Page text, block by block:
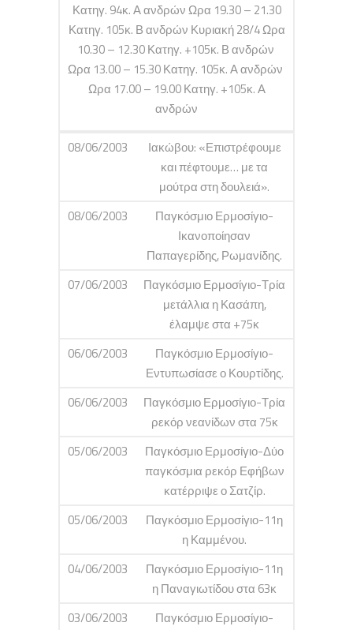
Κατηγ. 94κ. Α ανδρών Ωρα 19.30 – 21.30
Κατηγ. 105κ. Β ανδρών Κυριακή 28/4 Ωρα
10.30 – 12.30 Κατηγ. +105κ. Β ανδρών
Ωρα 13.00 – 15.30 Κατηγ. 105κ. Α ανδρών
Ωρα 17.00 – 19.00 Κατηγ. +105κ. Α
ανδρών
08/06/2003
Ιακώβου: «Επιστρέφουμε
και πέφτουμε… με τα
μούτρα στη δουλειά».
08/06/2003
Παγκόσμιο Ερμοσίγιο-
Ικανοποίησαν
Παπαγερίδης, Ρωμανίδης.
07/06/2003
Παγκόσμιο Ερμοσίγιο-Τρία
μετάλλια η Κασάπη,
έλαμψε στα +75κ
06/06/2003
Παγκόσμιο Ερμοσίγιο-
Εντυπωσίασε ο Κουρτίδης.
06/06/2003
Παγκόσμιο Ερμοσίγιο-Τρία
ρεκόρ νεανίδων στα 75κ
05/06/2003
Παγκόσμιο Ερμοσίγιο-Δύο
παγκόσμια ρεκόρ Εφήβων
κατέρριψε ο Σατζίρ.
05/06/2003
Παγκόσμιο Ερμοσίγιο-11η
η Καμμένου.
04/06/2003
Παγκόσμιο Ερμοσίγιο-11η
η Παναγιωτίδου στα 63κ
03/06/2003
Παγκόσμιο Ερμοσίγιο-